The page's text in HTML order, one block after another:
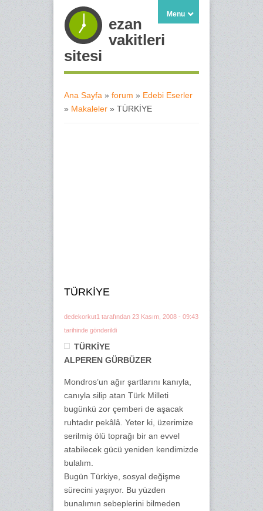
ezan
vakitleri
sitesi
Menu
Buradasınız
Ana Sayfa » forum » Edebi Eserler
» Makaleler » TÜRKİYE
TÜRKİYE
dedekorkut1 tarafından 23 Kasım, 2008 - 09:43
tarihinde gönderildi
TÜRKİYE
ALPEREN GÜRBÜZER
Mondros’un ağır şartlarını kanıyla,
canıyla silip atan Türk Milleti
bugünkü zor çemberi de aşacak
ruhtadır pekâlâ. Yeter ki, üzerimize
serilmiş ölü toprağı bir an evvel
atabilecek gücü yeniden kendimizde
bulalım.
Bugün Türkiye, sosyal değişme
sürecini yaşıyor. Bu yüzden
bunalımın sebeplerini bilmeden